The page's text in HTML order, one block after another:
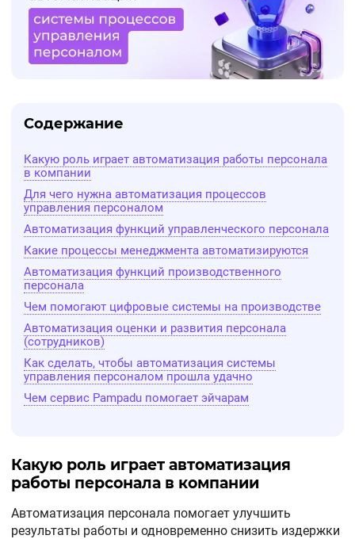
Содержание
Какую роль играет автоматизация работы персонала
в компании
Для чего нужна автоматизация процессов
управления персоналом
Автоматизация функций управленческого персонала
Какие процессы менеджмента автоматизируются
Автоматизация функций производственного
персонала
Чем помогают цифровые системы на производстве
Автоматизация оценки и развития персонала
(сотрудников)
Как сделать, чтобы автоматизация системы
управления персоналом прошла удачно
Чем сервис Pampadu помогает эйчарам
Какую роль играет автоматизация
работы персонала в компании
Автоматизация персонала помогает улучшить
результаты работы и одновременно снизить издержки